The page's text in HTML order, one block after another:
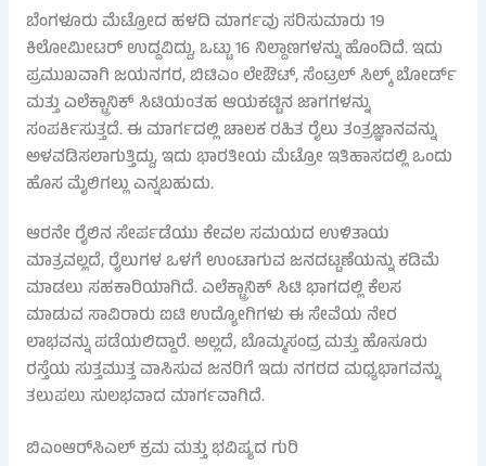
ಬೆಂಗಳೂರು ಮೆಟ್ರೋದ ಹಳದಿ ಮಾರ್ಗವು ಸರಿಸುಮಾರು 19
ಕಿಲೋಮೀಟರ್ ಉದ್ದವಿದ್ದು, ಒಟ್ಟು 16 ನಿಲ್ದಾಣಗಳನ್ನು ಹೊಂದಿದೆ. ಇದು
ಪ್ರಮುಖವಾಗಿ ಜಯನಗರ, ಬಿಟಿಎಂ ಲೇಔಟ್, ಸೆಂಟ್ರಲ್ ಸಿಲ್ಕ್ ಬೋರ್ಡ್
ಮತ್ತು ಎಲೆಕ್ಟ್ರಾನಿಕ್ ಸಿಟಿಯಂತಹ ಆಯಕಟ್ಟಿನ ಜಾಗಗಳನ್ನು
ಸಂಪರ್ಕಿಸುತ್ತದೆ. ಈ ಮಾರ್ಗದಲ್ಲಿ ಚಾಲಕ ರಹಿತ ರೈಲು ತಂತ್ರಜ್ಞಾನವನ್ನು
ಅಳವಡಿಸಲಾಗುತ್ತಿದ್ದು, ಇದು ಭಾರತೀಯ ಮೆಟ್ರೋ ಇತಿಹಾಸದಲ್ಲಿ ಒಂದು
ಹೊಸ ಮೈಲಿಗಲ್ಲು ಎನ್ನಬಹುದು.
ಆರನೇ ರೈಲಿನ ಸೇರ್ಪಡೆಯು ಕೇವಲ ಸಮಯದ ಉಳಿತಾಯ
ಮಾತ್ರವಲ್ಲದೆ, ರೈಲುಗಳ ಒಳಗೆ ಉಂಟಾಗುವ ಜನದಟ್ಟಣೆಯನ್ನು ಕಡಿಮೆ
ಮಾಡಲು ಸಹಕಾರಿಯಾಗಿದೆ. ಎಲೆಕ್ಟ್ರಾನಿಕ್ ಸಿಟಿ ಭಾಗದಲ್ಲಿ ಕೆಲಸ
ಮಾಡುವ ಸಾವಿರಾರು ಐಟಿ ಉದ್ಯೋಗಿಗಳು ಈ ಸೇವೆಯ ನೇರ
ಲಾಭವನ್ನು ಪಡೆಯಲಿದ್ದಾರೆ. ಅಲ್ಲದೆ, ಬೊಮ್ಮಸಂದ್ರ ಮತ್ತು ಹೊಸೂರು
ರಸ್ತೆಯ ಸುತ್ತಮುತ್ತ ವಾಸಿಸುವ ಜನರಿಗೆ ಇದು ನಗರದ ಮಧ್ಯಭಾಗವನ್ನು
ತಲುಪಲು ಸುಲಭವಾದ ಮಾರ್ಗವಾಗಿದೆ.
ಬಿಎಂಆರ್‌ಸಿಎಲ್ ಕ್ರಮ ಮತ್ತು ಭವಿಷ್ಯದ ಗುರಿ